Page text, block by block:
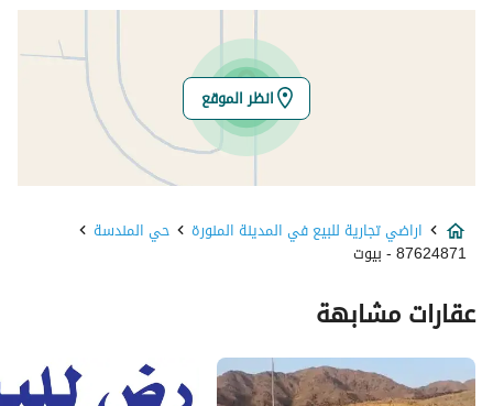
خط العرض
24.559536751820783
39.3442479748078
نوع الإعلان
للبيع
استخدام العقار
تجاري
السعر
المساحة
920
انظر الموقع
اراضي تجارية للبيع في المدينة المنورة حي المندسة
87624871 - بيوت
عقارات مشابهة